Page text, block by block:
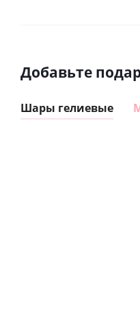
Добавьте
Шары гелиевые